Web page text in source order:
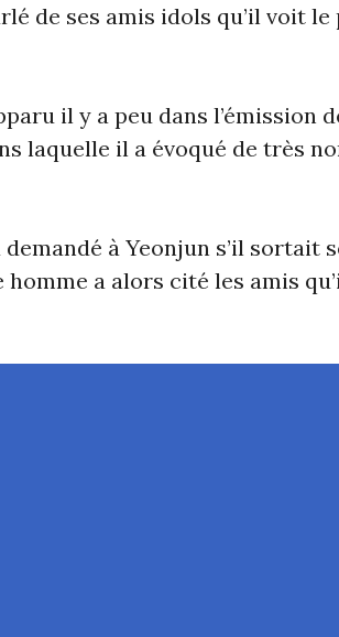
de ses amis idols qu’il voit le
il y a peu dans l’émission
laquelle il a évoqué de très
demandé à Yeonjun s’il sortait
homme a alors cité les amis